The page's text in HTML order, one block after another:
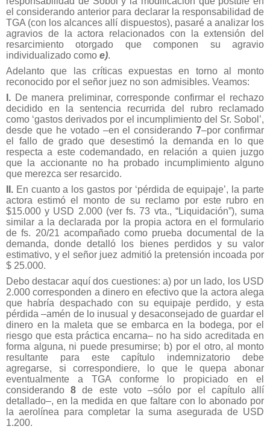
el considerando anterior para declarar la responsabilidad de
TGA (con los alcances allí dispuestos), pasaré a analizar los
agravios de la actora relacionados con la extensión del
resarcimiento otorgado que componen su agravio
individualizado como e).
Adelanto que las críticas expuestas en torno al monto
reconocido por el señor juez no son admisibles. Veamos:
I. De manera preliminar, corresponde confirmar el rechazo
decidido en la sentencia recurrida del rubro reclamado
como ‘gastos derivados por el incumplimiento del Sr. Sobol’,
desde que he votado –en el considerando7–por confirmar
el fallo de grado que desestimó la demanda en lo que
respecta a este codemandado, en relación a quien juzgo
que la accionante no ha probado incumplimiento alguno
que merezca ser resarcido.
II. En cuanto a los gastos por ‘pérdida de equipaje’, la parte
actora estimó el monto de su reclamo por este rubro en
$15.000 y USD 2.000 (ver fs. 73 vta., “Liquidación”), suma
similar a la declarada por la propia actora en el formulario
de fs. 20/21 acompañado como prueba documental de la
demanda, donde detalló los bienes perdidos y su valor
estimativo, y el señor juez admitió la pretensión incoada por
$ 25.000.
Debo destacar aquí dos cuestiones: a) por un lado, los USD
2.000 corresponden a dinero en efectivo que la actora alega
que habría despachado con su equipaje perdido, y esta
pérdida –amén de lo inusual y desaconsejado de guardar el
dinero en la maleta que se embarca en la bodega, por el
riesgo que esta práctica encarna– no ha sido acreditada en
forma alguna, ni puede presumirse; b) por el otro, al monto
resultante para este capítulo indemnizatorio debe
agregarse, si correspondiere, lo que le quepa abonar
eventualmente a TGA conforme lo propiciado en el
considerando8de este voto –sólo por el capítulo allí
detallado–, en la medida en que faltare con lo abonado por
la aerolínea para completar la suma asegurada de USD
1.200.